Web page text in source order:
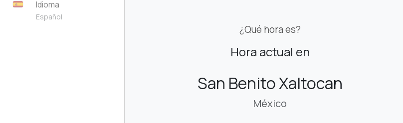
Idioma
Español
¿Qué hora es?
Hora actual en
San Benito Xaltocan
México